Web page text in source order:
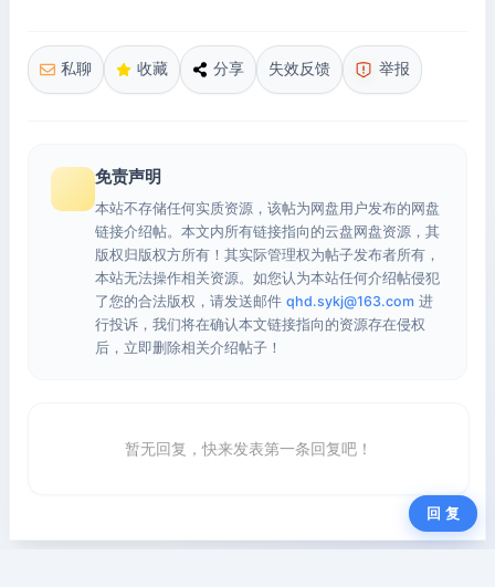
私聊 收藏 分享 失效反馈 举报
免责声明
本站不存储任何实质资源，该帖为网盘用户发布的网盘
链接介绍帖。本文内所有链接指向的云盘网盘资源，其
版权归版权方所有！其实际管理权为帖子发布者所有，
本站无法操作相关资源。如您认为本站任何介绍帖侵犯
了您的合法版权，请发送邮件 qhd.sykj@163.com 进
行投诉，我们将在确认本文链接指向的资源存在侵权
后，立即删除相关介绍帖子！
暂无回复，快来发表第一条回复吧！
回 复